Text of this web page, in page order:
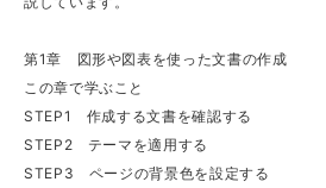
第1章 図形や図表を使った文書の作成
この章で学ぶこと
STEP1 作成する文書を確認する
STEP2 テーマを適用する
STEP3 ページの背景色を設定する